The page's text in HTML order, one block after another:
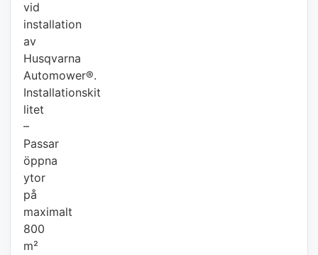
vid
installation
av
Husqvarna
Automower®.
Installationskit
litet
–
Passar
öppna
ytor
på
maximalt
800
m²